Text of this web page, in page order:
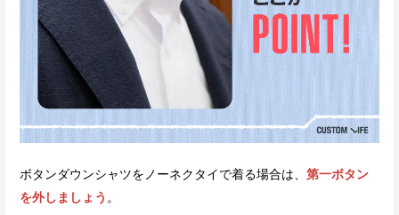
ボタンダウンシャツをノーネクタイで着る場合は、 第一ボタン
を外しましょう 。